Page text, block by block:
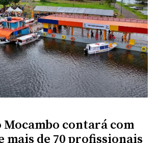
Mocambo contará com
mais de 70 profissionais